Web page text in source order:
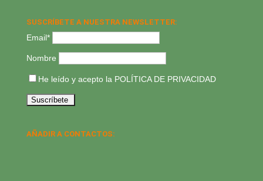
SUSCRÍBETE A NUESTRA NEWSLETTER:
Email*
Nombre
He leído y acepto la POLÍTICA DE PRIVACIDAD
AÑADIR A CONTACTOS: